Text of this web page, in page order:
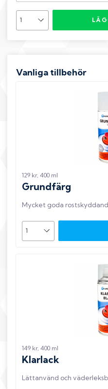
Vanliga tillbehör
129 kr, 400 ml
Grundfärg
Mycket goda
149 kr, 400 ml
Klarlack
Lättanvänd och